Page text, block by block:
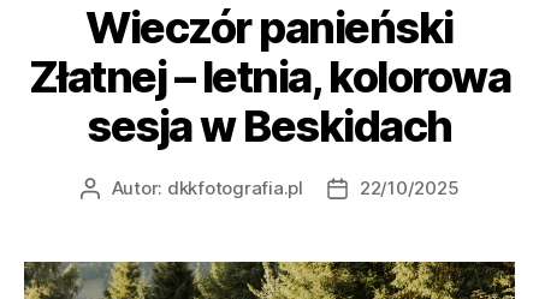
Wieczór panieński
Złatnej – letnia, kolorowa
sesja w Beskidach
Autor: dkkfotografia.pl 22/10/2025